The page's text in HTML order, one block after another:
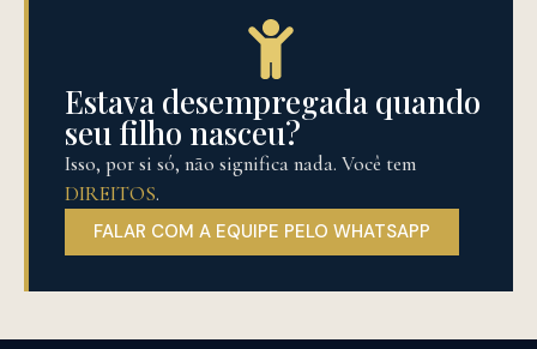
Estava desempregada quando
seu filho nasceu?
Isso, por si só, não significa nada. Você tem
DIREITOS.
FALAR COM A EQUIPE PELO WHATSAPP